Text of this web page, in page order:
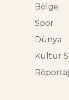
Bölge
Spor
Dünya
Kültür
Röportaj